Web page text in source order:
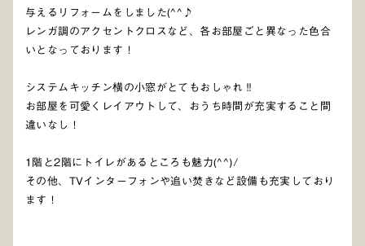
与えるリフォームをしました(^^♪
レンガ調のアクセントクロスなど、各お部屋ごと異なった色合
いとなっております！
システムキッチン横の小窓がとてもおしゃれ‼
お部屋を可愛くレイアウトして、おうち時間が充実すること間
違いなし！
1階と2階にトイレがあるところも魅力(^^)/
その他、TVインターフォンや追い焚きなど設備も充実しており
ます！